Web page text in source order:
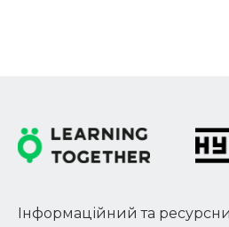
Інформаційний та